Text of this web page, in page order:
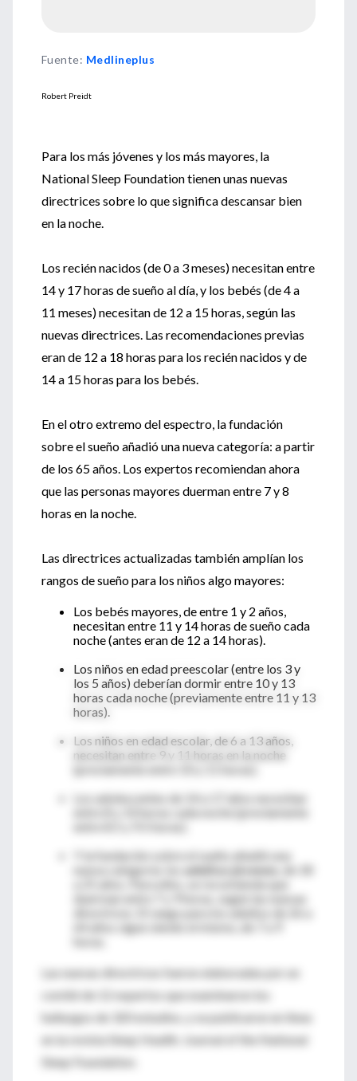
Fuente: Medlineplus
Robert Preidt
Para los más jóvenes y los más mayores, la
National Sleep Foundation tienen unas nuevas
directrices sobre lo que significa descansar bien
en la noche.
Los recién nacidos (de 0 a 3 meses) necesitan entre
14 y 17 horas de sueño al día, y los bebés (de 4 a
11 meses) necesitan de 12 a 15 horas, según las
nuevas directrices. Las recomendaciones previas
eran de 12 a 18 horas para los recién nacidos y de
14 a 15 horas para los bebés.
En el otro extremo del espectro, la fundación
sobre el sueño añadió una nueva categoría: a partir
de los 65 años. Los expertos recomiendan ahora
que las personas mayores duerman entre 7 y 8
horas en la noche.
Las directrices actualizadas también amplían los
rangos de sueño para los niños algo mayores:
Los bebés mayores, de entre 1 y 2 años,
necesitan entre 11 y 14 horas de sueño cada
noche (antes eran de 12 a 14 horas).
Los niños en edad preescolar (entre los 3 y
los 5 años) deberían dormir entre 10 y 13
horas cada noche (previamente entre 11 y 13
horas).
Los niños en edad escolar, de 6 a 13 años,
necesitan entre 9 y 11 horas en la noche
Los adolescentes de 14 a 17 años necesitan
Y la fundación sobre el sueño añadió una
nueva categoría: los
adultos jóvenes
duerman entre 7 y 9 horas, según las nuevas
directrices. El rango para los adultos de 26 a
64 años sigue siendo el mismo, de 7 a 9
Las nuevas directrices fueron elaboradas por un
comité de 12 expertos que examinaron los
hallazgos de 320 estudios, y se publicaron en línea
en la revista Sleep Health: Journal of the National
Sleep Foundation.